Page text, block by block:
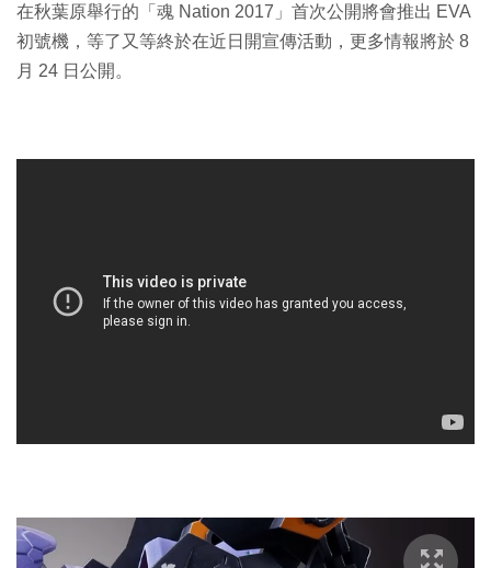
在秋葉原舉行的「魂 Nation 2017」首次公開將會推出 EVA
初號機，等了又等終於在近日開宣傳活動，更多情報將於 8
月 24 日公開。